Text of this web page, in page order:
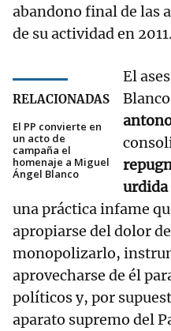
abandono final de las
de su actividad en 2011.
RELACIONADAS
El PP convierte en
un acto de
campaña el
homenaje a Miguel
Ángel Blanco
El
urdida
una práctica infame
apropiarse del dolor
monopolizarlo,
aprovecharse de él
políticos y, por
aparato supremo del